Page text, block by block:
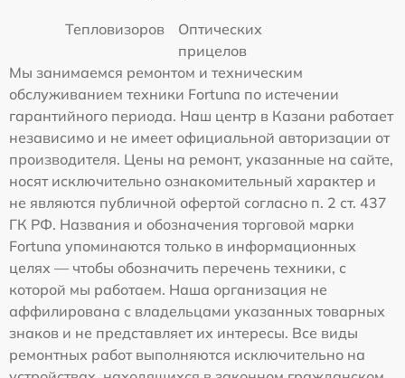
Тепловизоров
Оптических
прицелов
Мы занимаемся ремонтом и техническим
обслуживанием техники Fortuna по истечении
гарантийного периода. Наш центр в Казани работает
независимо и не имеет официальной авторизации от
производителя. Цены на ремонт, указанные на сайте,
носят исключительно ознакомительный характер и
не являются публичной офертой согласно п. 2 ст. 437
ГК РФ. Названия и обозначения торговой марки
Fortuna упоминаются только в информационных
целях — чтобы обозначить перечень техники, с
которой мы работаем. Наша организация не
аффилирована с владельцами указанных товарных
знаков и не представляет их интересы. Все виды
ремонтных работ выполняются исключительно на